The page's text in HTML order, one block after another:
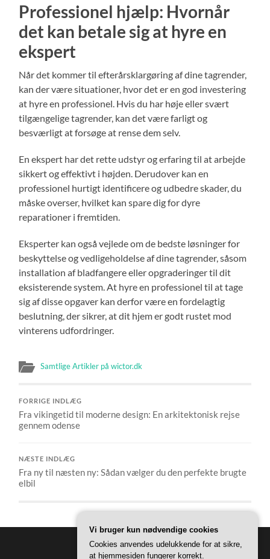
Professionel hjælp: Hvornår
det kan betale sig at hyre en
ekspert
Når det kommer til efterårsklargøring af dine tagrender,
kan der være situationer, hvor det er en god investering
at hyre en professionel. Hvis du har høje eller svært
tilgængelige tagrender, kan det være farligt og
besværligt at forsøge at rense dem selv.
En ekspert har det rette udstyr og erfaring til at arbejde
sikkert og effektivt i højden. Derudover kan en
professionel hurtigt identificere og udbedre skader, du
måske overser, hvilket kan spare dig for dyre
reparationer i fremtiden.
Eksperter kan også vejlede om de bedste løsninger for
beskyttelse og vedligeholdelse af dine tagrender, såsom
installation af bladfangere eller opgraderinger til dit
eksisterende system. At hyre en professionel til at tage
sig af disse opgaver kan derfor være en fordelagtig
beslutning, der sikrer, at dit hjem er godt rustet mod
vinterens udfordringer.
Samtlige Artikler på wictor.dk
FORRIGE INDLÆG
Fra vikingetid til moderne design: En arkitektonisk rejse
gennem odense
NÆSTE INDLÆG
Fra ny til næsten ny: Sådan vælger du den perfekte brugte
elbil
Vi bruger kun nødvendige cookies
Cookies anvendes udelukkende for at sikre,
at hjemmesiden fungerer korrekt.